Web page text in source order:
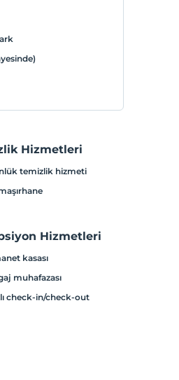
Hizmetleri
temizlik hizmeti
Hizmetleri
kasası
muhafazası
check-in/check-out